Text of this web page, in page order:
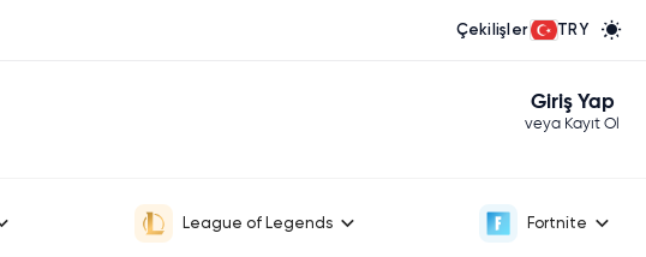
Çekilişler TRY
Giriş Yap
veya Kayıt Ol
League of Legends Fortnite